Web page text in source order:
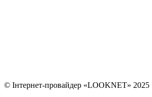
© Інтернет-провайдер «LOOKNET» 2025